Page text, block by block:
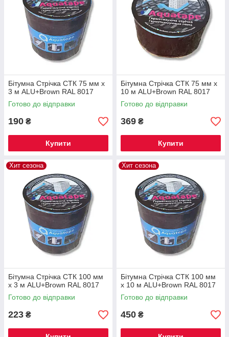
Бітумна Стрічка СТК 75 мм х
3 м ALU+Brown RAL 8017
Готово до відправки
190 ₴
Купити
Бітумна Стрічка СТК 75 мм х
10 м ALU+Brown RAL 8017
Готово до відправки
369 ₴
Купити
Хит сезона
Бітумна Стрічка СТК 100 мм
х 3 м ALU+Brown RAL 8017
Готово до відправки
223 ₴
Хит сезона
Бітумна Стрічка СТК 100 мм
х 10 м ALU+Brown RAL 8017
Готово до відправки
450 ₴